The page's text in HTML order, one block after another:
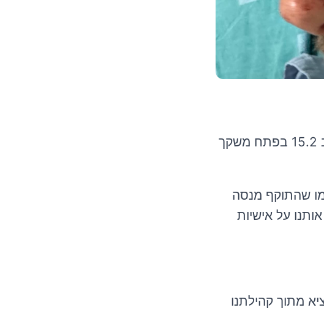
אנחנו החתומים מטה רוצים להביע את מורת רוחנו על שתיקתך בנוגע לאירוע האלים שארע ב 15.2 בפתח משקך
שהתוקף מנסה
על אישיות
מתוך קהילתנו